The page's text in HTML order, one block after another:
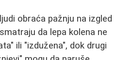
obraća pažnju na izgled
da lepa kolena ne
ili "izdužena", dok drugi